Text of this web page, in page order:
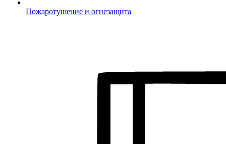
Пожаротушение и огнезащита